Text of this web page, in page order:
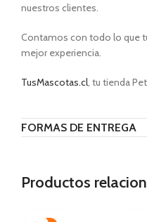
nuestros clientes.
Contamos con todo lo que
mejor experiencia.
TusMascotas.cl, tu tienda
FORMAS DE ENTREGA
Productos